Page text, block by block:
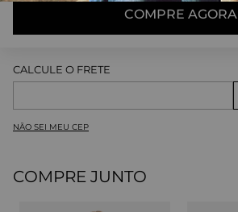
COMPRE AGORA
NÃO SEI MEU CEP
COMPRE JUNTO